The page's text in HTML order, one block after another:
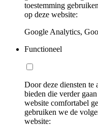
toestemming
op deze website:
Google Analytics,
Functioneel
Door deze diensten te
bieden die verder
website comfortabel
gebruiken we de
website: